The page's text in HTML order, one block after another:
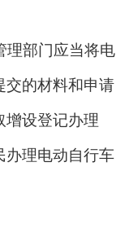
理部门应当将电
交的材料和申请
增设登记办理
办理电动自行车